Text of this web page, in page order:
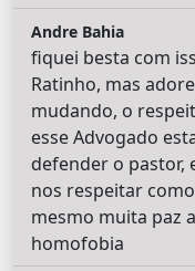
Andre Bahia
fiquei besta com
Ratinho, mas
mudando, o
esse Advogado
defender o pastor,
nos respeitar
mesmo muita paz
homofobia